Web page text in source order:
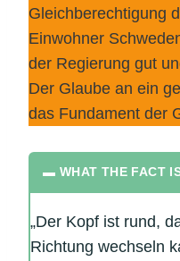
Gleichberechtigung
Einwohner
der Regierung gut
Der Glaube an ein
das Fundament der
▬ WHAT THE FACT
„Der Kopf ist rund,
Richtung wechseln